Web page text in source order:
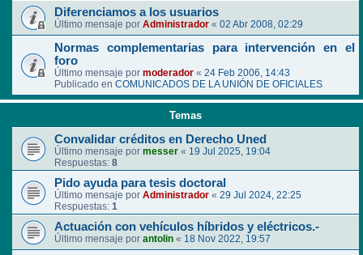
Diferenciamos a los usuarios
Último mensaje por Administrador « 02 Abr 2008, 02:29
Normas complementarias para intervención en el
foro
Último mensaje por moderador « 24 Feb 2006, 14:43
Publicado en COMUNICADOS DE LA UNIÓN DE OFICIALES
Temas
Convalidar créditos en Derecho Uned
Último mensaje por messer « 19 Jul 2025, 19:04
Respuestas: 8
Pido ayuda para tesis doctoral
Último mensaje por Administrador « 29 Jul 2024, 22:25
Respuestas: 1
Actuación con vehículos híbridos y eléctricos.-
Último mensaje por antolin « 18 Nov 2022, 19:57